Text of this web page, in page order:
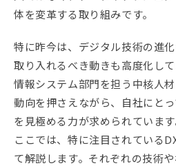
体を変革する取り組みです。
特に昨今は、デジタル技術の進
取り入れるべき動きも高度化して
情報システム部門を担う中核人
動向を押さえながら、自社にと
を見極める力が求められています
ここでは、特に注目されている
て解説します。それぞれの技術